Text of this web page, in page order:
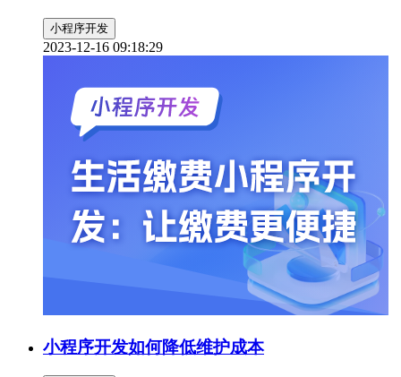
小程序开发
2023-12-16 09:18:29
小程序开发如何降低维护成本